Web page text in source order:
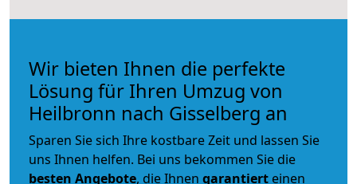
Wir bieten Ihnen die perfekte
Lösung für Ihren Umzug von
Heilbronn nach Gisselberg an
Sparen Sie sich Ihre kostbare Zeit und lassen Sie
uns Ihnen helfen. Bei uns bekommen Sie die
besten Angebote, die Ihnen garantiert einen